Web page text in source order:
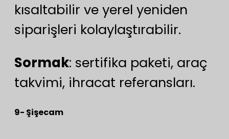
kısaltabilir ve yerel yeniden
siparişleri kolaylaştırabilir.
Sormak: sertifika paketi, araç
takvimi, ihracat referansları.
9- Şişecam